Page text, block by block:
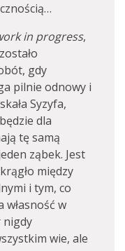
in progress,
gdy
pilnie odnowy i
Syzyfa,
dla
tę samą
ząbek. Jest
między
i tym, co
własność w
nigdy
wie, ale